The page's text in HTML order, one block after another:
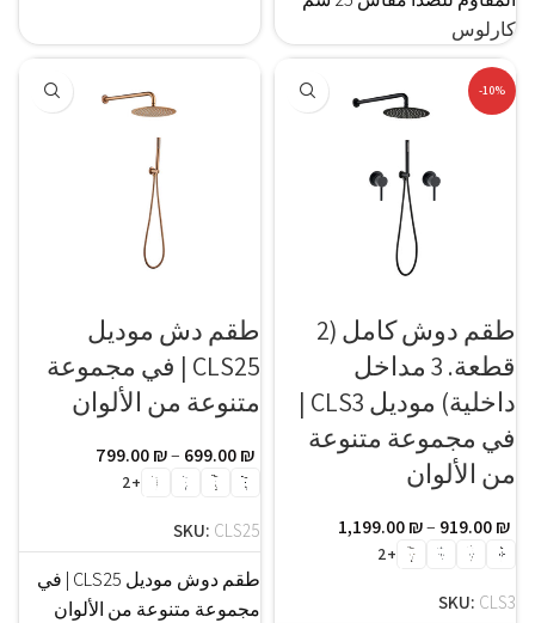
كارلوس
-10%
طقم دوش كامل (2
قطعة. 3 مداخل
داخلية) موديل CLS3 |
في مجموعة متنوعة
من الألوان
919.00₪
–
1,199.00₪
+2
SKU: CLS3
طقم دش موديل
CLS25 | في مجموعة
متنوعة من الألوان
699.00₪
–
799.00₪
+2
SKU: CLS25
طقم دوش موديل CLS25 | في
مجموعة متنوعة من الألوان